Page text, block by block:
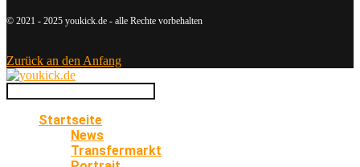
© 2021 - 2025 youkick.de - alle Rechte vorbehalten
Zurück an den Anfang
Startseite
News
Transfermarkt